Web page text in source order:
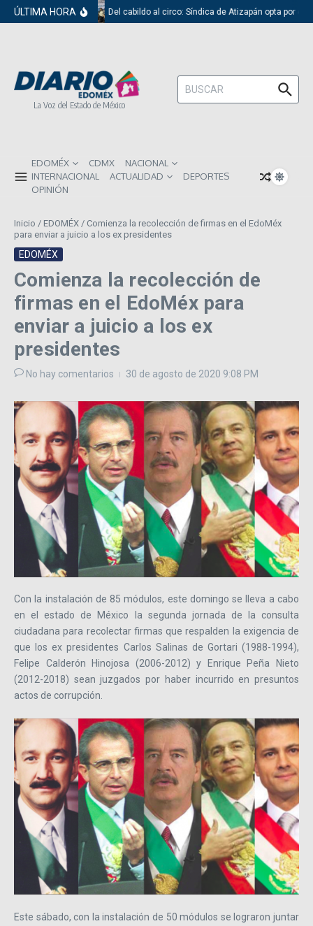
Saltar al contenido
ÚLTIMA HORA Del cabildo al circo: Síndica de Atizapán opta por el
La Voz del Estado de México
Buscar:
EDOMÉX CDMX
NACIONAL
INTERNACIONAL
ACTUALIDAD
DEPORTES
OPINIÓN
Inicio / EDOMÉX / Comienza la recolección de firmas en el EdoMéx
para enviar a juicio a los ex presidentes
EDOMÉX
Comienza la recolección de
firmas en el EdoMéx para
enviar a juicio a los ex
presidentes
No hay comentarios 30 de agosto de 2020 9:08 PM
Con la instalación de 85 módulos, este domingo se lleva a cabo
en el estado de México la segunda jornada de la consulta
ciudadana para recolectar firmas que respalden la exigencia de
que los ex presidentes Carlos Salinas de Gortari (1988-1994),
Felipe Calderón Hinojosa (2006-2012) y Enrique Peña Nieto
(2012-2018) sean juzgados por haber incurrido en presuntos
actos de corrupción.
Este sábado, con la instalación de 50 módulos se lograron juntar